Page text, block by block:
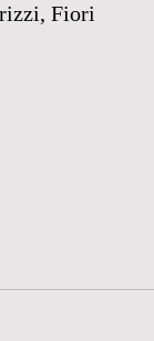
Fiori